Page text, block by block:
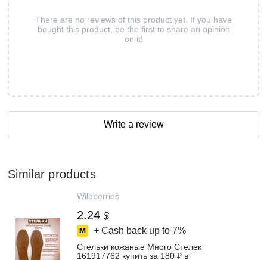
There are no reviews of this product yet. If you have
bought this product, be the first to share an opinion
on it!
Write a review
Similar products
Wildberries
2.24 $
+ Cash back up to 7%
Стельки кожаные Много Стелек
161917762 купить за 180 ₽ в